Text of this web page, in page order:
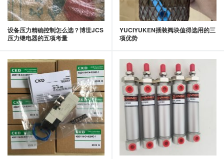
设备压力精确控制怎么选？博世JCS
压力继电器的五项考量
YUCIYUKEN插装阀块值得选用的三
项优势